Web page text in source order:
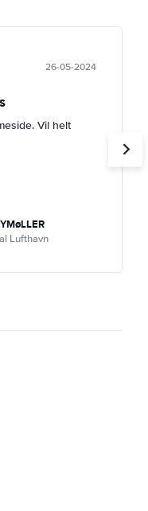
26-05-2024
Vil helt
Lufthavn